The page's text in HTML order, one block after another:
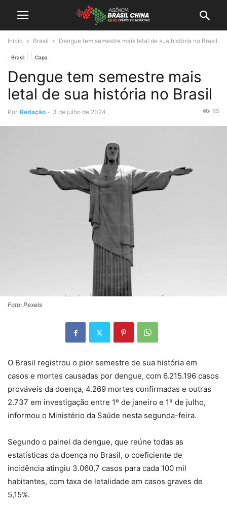
Início Brasil Dengue tem semestre mais letal de sua história no Brasil
Brasil Capa
Dengue tem semestre mais
letal de sua história no Brasil
Por Redação - 3 de julho de 2024 85
Foto: Pexels
O Brasil registrou o pior semestre de sua história em
casos e mortes causadas por dengue, com 6.215.196 casos
prováveis da doença, 4.269 mortes confirmadas e outras
2.737 em investigação entre 1º de janeiro e 1º de julho,
informou o Ministério da Saúde nesta segunda-feira.
Segundo o painel da dengue, que reúne todas as
estatísticas da doença no Brasil, o coeficiente de
incidência atingiu 3.060,7 casos para cada 100 mil
habitantes, com taxa de letalidade em casos graves de
5,15%.